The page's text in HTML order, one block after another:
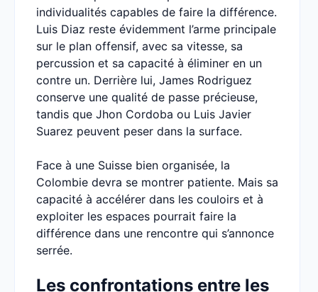
individualités capables de faire la différence.
Luis Diaz reste évidemment l’arme principale
sur le plan offensif, avec sa vitesse, sa
percussion et sa capacité à éliminer en un
contre un. Derrière lui, James Rodriguez
conserve une qualité de passe précieuse,
tandis que Jhon Cordoba ou Luis Javier
Suarez peuvent peser dans la surface.
Face à une Suisse bien organisée, la
Colombie devra se montrer patiente. Mais sa
capacité à accélérer dans les couloirs et à
exploiter les espaces pourrait faire la
différence dans une rencontre qui s’annonce
serrée.
Les confrontations entre les